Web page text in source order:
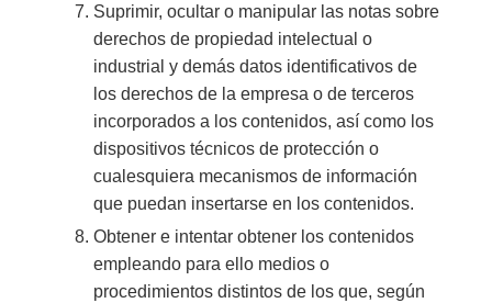
Suprimir, ocultar o manipular las notas sobre
derechos de propiedad intelectual o
industrial y demás datos identificativos de
los derechos de la empresa o de terceros
incorporados a los contenidos, así como los
dispositivos técnicos de protección o
cualesquiera mecanismos de información
que puedan insertarse en los contenidos.
Obtener e intentar obtener los contenidos
empleando para ello medios o
procedimientos distintos de los que, según